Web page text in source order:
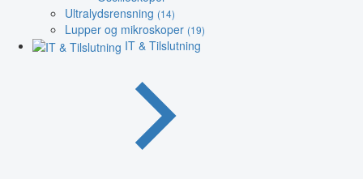
Ultralydsrensning (14)
Lupper og mikroskoper (19)
IT & Tilslutning